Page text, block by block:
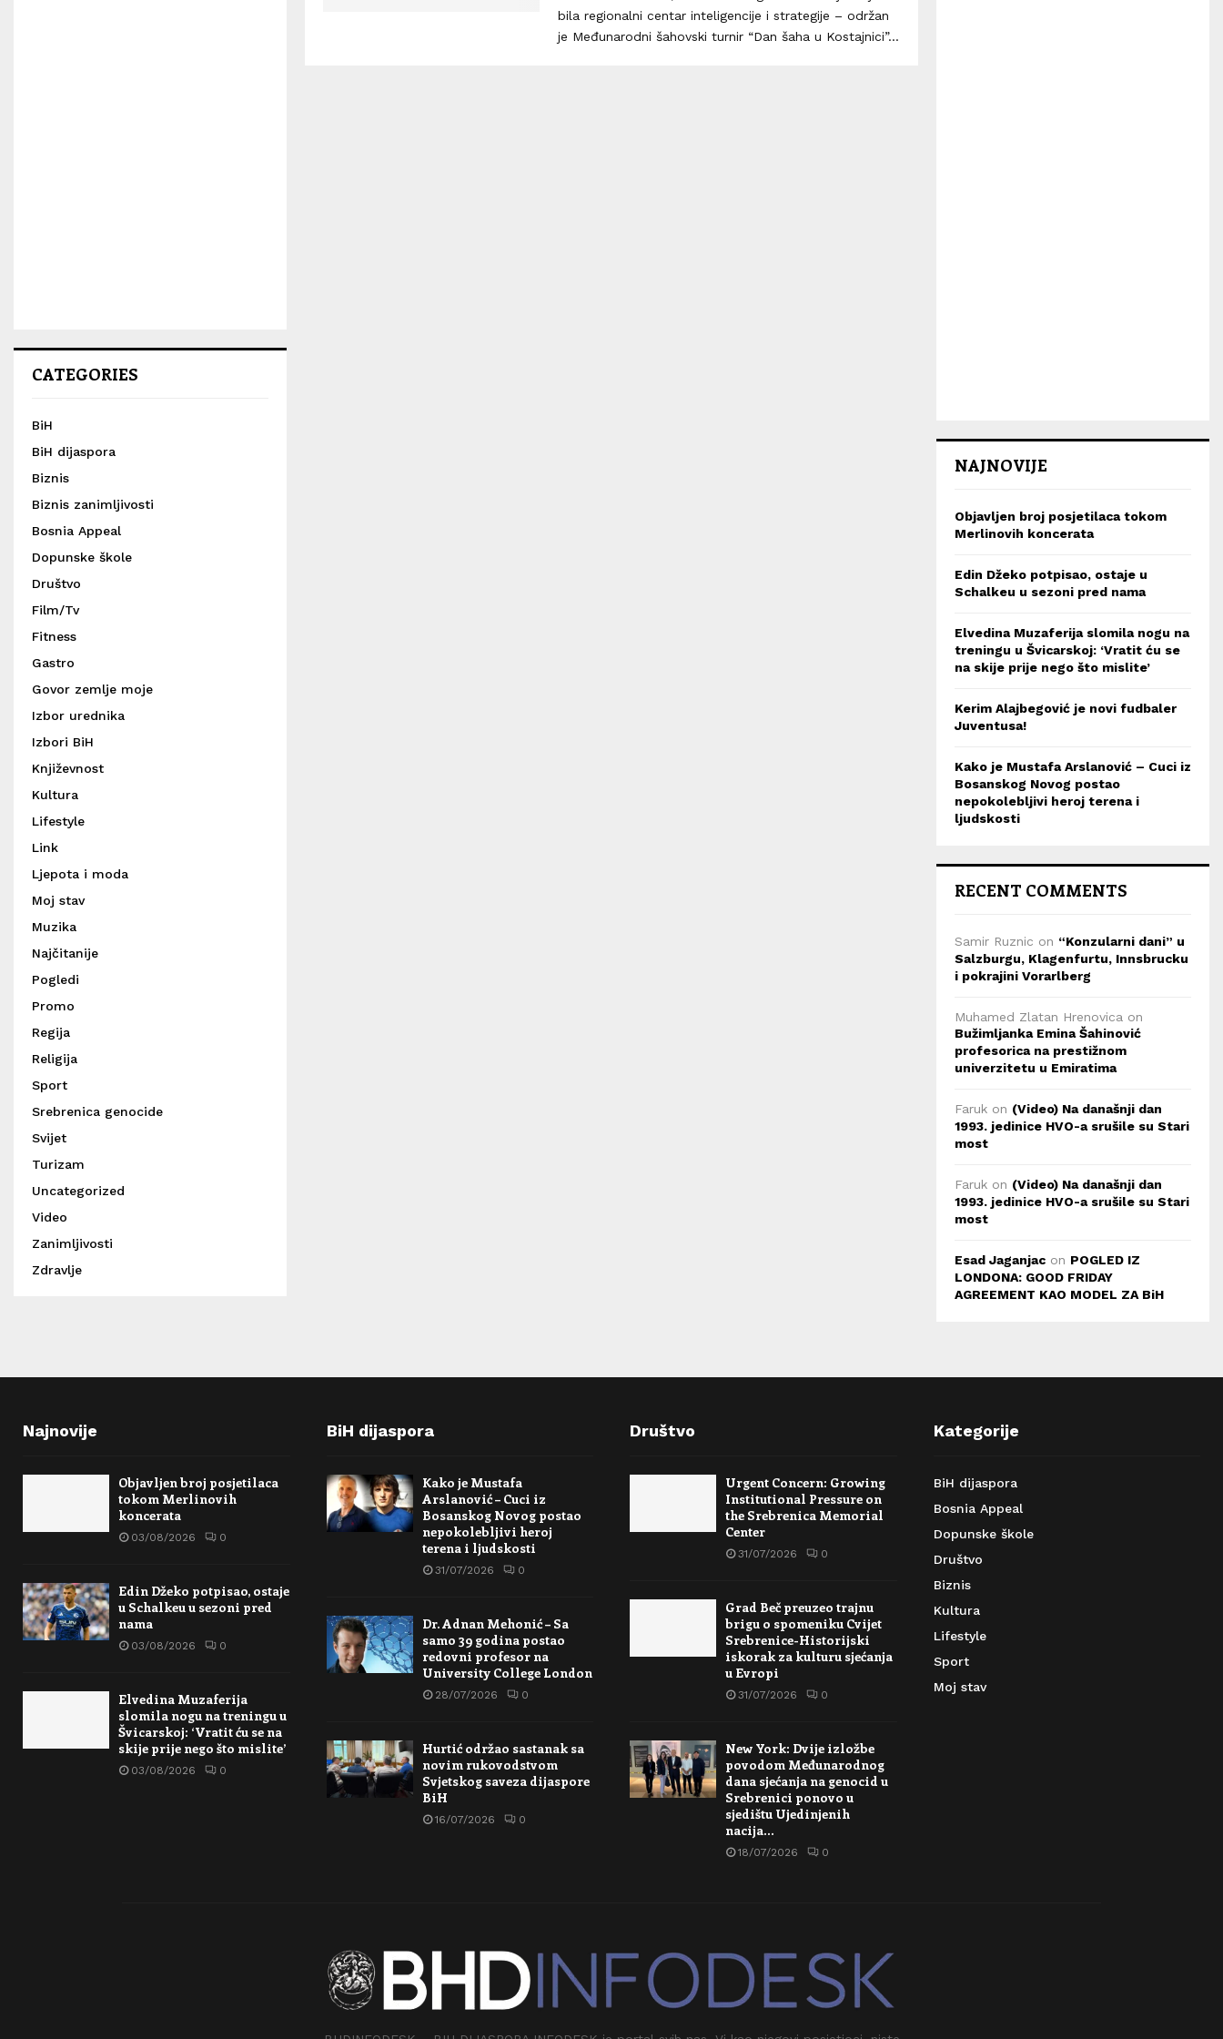
bila regionalni centar inteligencije i strategije – održan
je Međunarodni šahovski turnir “Dan šaha u Kostajnici”...
CATEGORIES
BiH
BiH dijaspora
Biznis
Biznis zanimljivosti
Bosnia Appeal
Dopunske škole
Društvo
Film/Tv
Fitness
Gastro
Govor zemlje moje
Izbor urednika
Izbori BiH
Književnost
Kultura
Lifestyle
Link
Ljepota i moda
Moj stav
Muzika
Najčitanije
Pogledi
Promo
Regija
Religija
Sport
Srebrenica genocide
Svijet
Turizam
Uncategorized
Video
Zanimljivosti
Zdravlje
NAJNOVIJE
Objavljen broj posjetilaca tokom
Merlinovih koncerata
Edin Džeko potpisao, ostaje u
Schalkeu u sezoni pred nama
Elvedina Muzaferija slomila nogu na
treningu u Švicarskoj: ‘Vratit ću se
na skije prije nego što mislite’
Kerim Alajbegović je novi fudbaler
Juventusa!
Kako je Mustafa Arslanović – Cuci iz
Bosanskog Novog postao
nepokolebljivi heroj terena i
ljudskosti
RECENT COMMENTS
Samir Ruznic on “Konzularni dani” u
Salzburgu, Klagenfurtu, Innsbrucku
i pokrajini Vorarlberg
Muhamed Zlatan Hrenovica on
Bužimljanka Emina Šahinović
profesorica na prestižnom
univerzitetu u Emiratima
Faruk on (Video) Na današnji dan
1993. jedinice HVO-a srušile su Stari
most
Faruk on (Video) Na današnji dan
1993. jedinice HVO-a srušile su Stari
most
Esad Jaganjac on POGLED IZ
LONDONA: GOOD FRIDAY
AGREEMENT KAO MODEL ZA BiH
Najnovije
Objavljen broj posjetilaca
tokom Merlinovih
koncerata
03/08/2026 0
Edin Džeko potpisao, ostaje
u Schalkeu u sezoni pred
nama
03/08/2026 0
Elvedina Muzaferija
slomila nogu na treningu u
Švicarskoj: ‘Vratit ću se na
skije prije nego što mislite’
03/08/2026 0
BiH dijaspora
Kako je Mustafa
Arslanović – Cuci iz
Bosanskog Novog postao
nepokolebljivi heroj
terena i ljudskosti
31/07/2026 0
Dr. Adnan Mehonić – Sa
samo 39 godina postao
redovni profesor na
University College London
28/07/2026 0
Hurtić održao sastanak sa
novim rukovodstvom
Svjetskog saveza dijaspore
BiH
16/07/2026 0
Društvo
Urgent Concern: Growing
Institutional Pressure on
the Srebrenica Memorial
Center
31/07/2026 0
Grad Beč preuzeo trajnu
brigu o spomeniku Cvijet
Srebrenice-Historijski
iskorak za kulturu sjećanja
u Evropi
31/07/2026 0
New York: Dvije izložbe
povodom Međunarodnog
dana sjećanja na genocid u
Srebrenici ponovo u
sjedištu Ujedinjenih
nacija…
18/07/2026 0
Kategorije
BiH dijaspora
Bosnia Appeal
Dopunske škole
Društvo
Biznis
Kultura
Lifestyle
Sport
Moj stav